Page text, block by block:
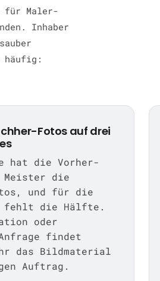
für Maler-
Inhaber
häufig:
Fotos auf drei
hat die Vorher-
die
und für die
fehlt die Hälfte.
oder
findet
das Bildmaterial
Auftrag.